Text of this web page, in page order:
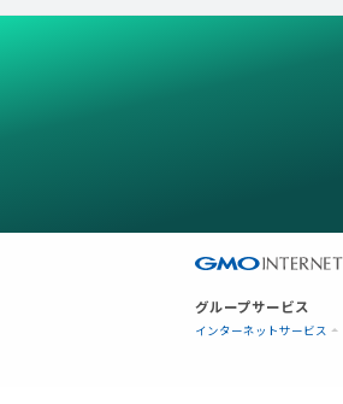
グループサービス
インターネットサービス